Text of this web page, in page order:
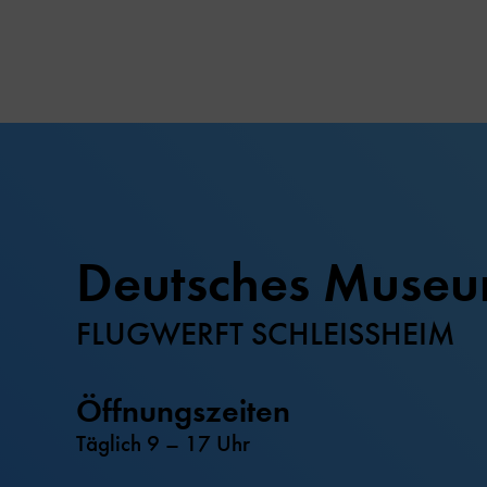
Deutsches
FLUGWERFT SCHLEISSHEIM
Öffnungszeiten
Täglich 9 – 17 Uhr